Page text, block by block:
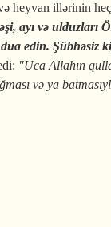
və heyvan illərinin
ayı və
edin. Şübhəsiz
"Uca Allahın
və ya